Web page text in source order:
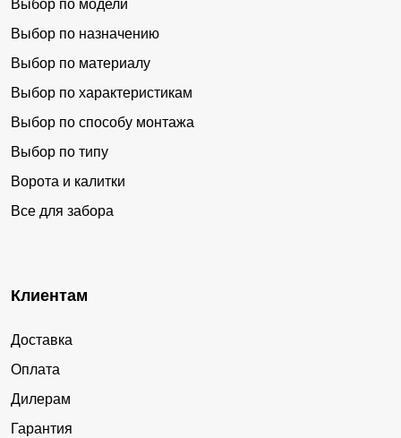
Выбор по модели
Выбор по назначению
Выбор по материалу
Выбор по характеристикам
Выбор по способу монтажа
Выбор по типу
Ворота и калитки
Все для забора
Клиентам
Доставка
Оплата
Дилерам
Гарантия